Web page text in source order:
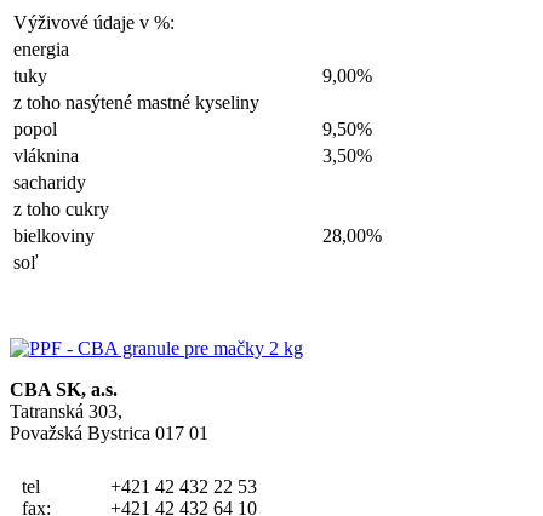
Výživové údaje v %:
energia
tuky
9,00%
z toho nasýtené mastné kyseliny
popol
9,50%
vláknina
3,50%
sacharidy
z toho cukry
bielkoviny
28,00%
soľ
CBA SK, a.s.
Tatranská 303,
Považská Bystrica 017 01
tel
fax:
+421 42 432 22 53
+421 42 432 64 10